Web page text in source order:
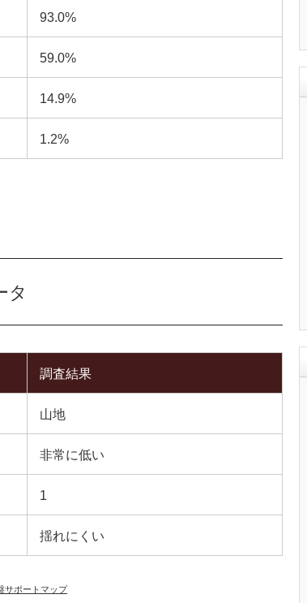
93.0%
59.0%
14.9%
1.2%
タ
調査結果
山地
非常に低い
1
揺れにくい
サポートマップ